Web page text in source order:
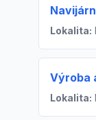
Lokalita:
Výroba
Lokalita: